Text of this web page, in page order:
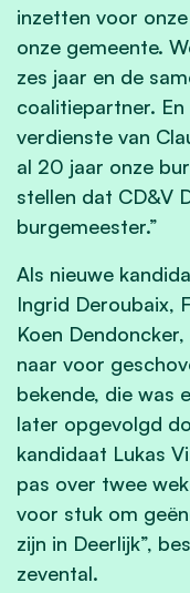
inzetten voor
onze gemeente.
zes jaar en de
coalitiepartner.
verdienste van
al 20 jaar onze
stellen dat CD&V
burgemeester.”
Als nieuwe
Ingrid Deroubaix,
Koen
naar voor
bekende, die was
later opgevolgd
kandidaat Lukas
pas over twee
voor stuk om
zijn in Deerlijk”,
zevental.